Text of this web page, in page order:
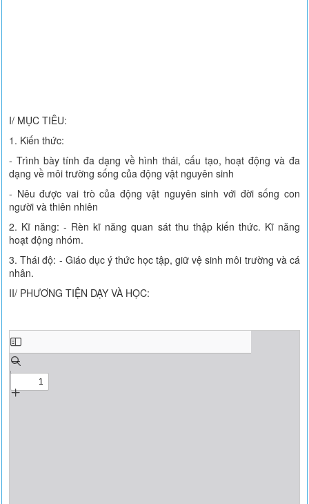
I/ MỤC TIÊU:
1. Kiến thức:
- Trình bày tính đa dạng về hình thái, cấu tạo, hoạt động và đa
dạng về môi trường sống của động vật nguyên sinh
- Nêu được vai trò của động vật nguyên sinh với đời sống con
người và thiên nhiên
2. Kĩ năng: - Rèn kĩ năng quan sát thu thập kiến thức. Kĩ năng
hoạt động nhóm.
3. Thái độ: - Giáo dục ý thức học tập, giữ vệ sinh môi trường và cá
nhân.
II/ PHƯƠNG TIỆN DẠY VÀ HỌC: